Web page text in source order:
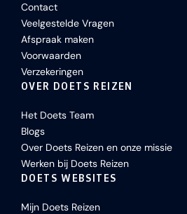
Contact
Veelgestelde Vragen
Afspraak maken
Voorwaarden
Verzekeringen
OVER DOETS REIZEN
Het Doets Team
Blogs
Over Doets Reizen en onze missie
Werken bij Doets Reizen
DOETS WEBSITES
Mijn Doets Reizen